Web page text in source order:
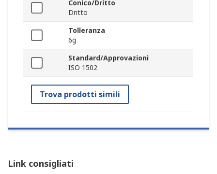
Conico/Dritto
Dritto
Tolleranza
6g
Standard/Approvazioni
ISO 1502
Trova prodotti simili
Link consigliati